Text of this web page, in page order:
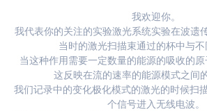
我欢迎你。
我代表你的关注的实验激光系统实验在波遗
当时的激光扫描束通过的杯中与不
当这种作用需要一定数量的能源的吸收的原
这反映在流的速率的能源模式之间
我们记录中的变化极化模式的激光的时候扫
个信号进入无线电波。